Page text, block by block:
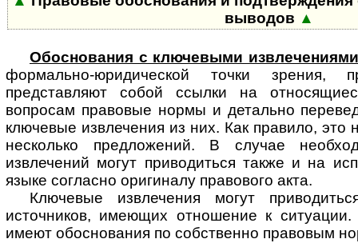
выводов ▲
Обоснования с ключевыми
формально-юридической точки зре­ния,
представляют собой ссылки на
вопросам правовые нормы и детально
ключевые извлечения из них. Как правило, это
несколько предложений. В случае
извлечений могут приводиться также и на
языке согласно оригиналу правового акта.
Ключевые извлечения могут
источников, имеющих отношение к
имеют обоснования по собственно правовым